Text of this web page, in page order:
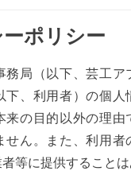
ポリシー
務局（以下、芸工ア
下、利用者）の個人
来の目的以外の理由
せん。また、利用者
等に提供することは